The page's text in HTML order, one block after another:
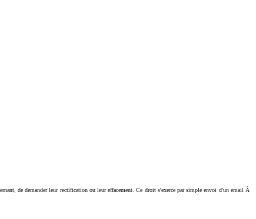
de demander leur rectification ou leur effacement. Ce droit s'exerce par simple envoi d'un email Ã